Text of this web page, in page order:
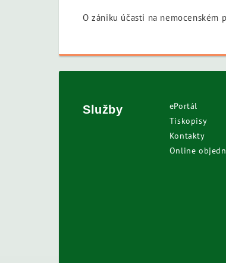
O zániku účasti na nemocenském
Služby
ePortál
Tiskopisy
Kontakty
Online